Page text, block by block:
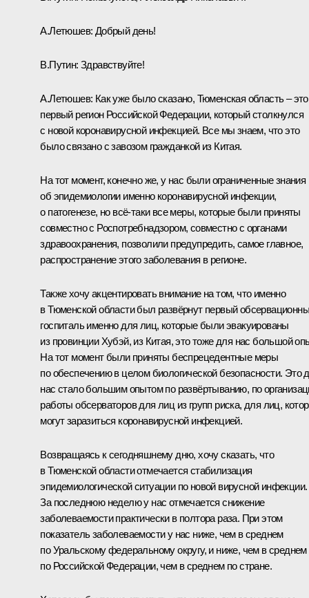
А.Летюшев: Добрый день!
В.Путин: Здравствуйте!
А.Летюшев: Как уже было сказано, Тюменская область – это
первый регион Российской Федерации, который столкнулся
с новой коронавирусной инфекцией. Все мы знаем, что это
было связано с завозом гражданкой из Китая.
На тот момент, конечно же, у нас были ограниченные знания
об эпидемиологии именно коронавирусной инфекции,
о патогенезе, но всё-таки все меры, которые были приняты
совместно с Роспотребнадзором, совместно с органами
здравоохранения, позволили предупредить, самое главное,
распространение этого заболевания в регионе.
Также хочу акцентировать внимание на том, что именно
в Тюменской области был развёрнут первый
госпиталь именно для лиц, которые были эвакуированы
из провинции Хубэй, из Китая, это тоже для нас большой
На тот момент были приняты беспрецедентные меры
по обеспечению в целом биологической безопасности. Это
нас стало большим опытом по развёртыванию, по
работы обсерваторов для лиц из групп риска, для лиц,
могут заразиться коронавирусной инфекцией.
Возвращаясь к сегодняшнему дню, хочу сказать, что
в Тюменской области отмечается стабилизация
эпидемиологической ситуации по новой вирусной инфекции.
За последнюю неделю у нас отмечается снижение
заболеваемости практически в полтора раза. При этом
показатель заболеваемости у нас ниже, чем в среднем
по Уральскому федеральному округу, и ниже, чем в среднем
по Российской Федерации, чем в среднем по стране.